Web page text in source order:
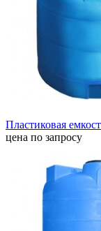
Пластиковая
цена по запросу